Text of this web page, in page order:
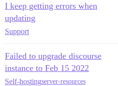
I keep getting errors when
updating
Support
Failed to upgrade discourse
instance to Feb 15 2022
Self-hostingserver-resources